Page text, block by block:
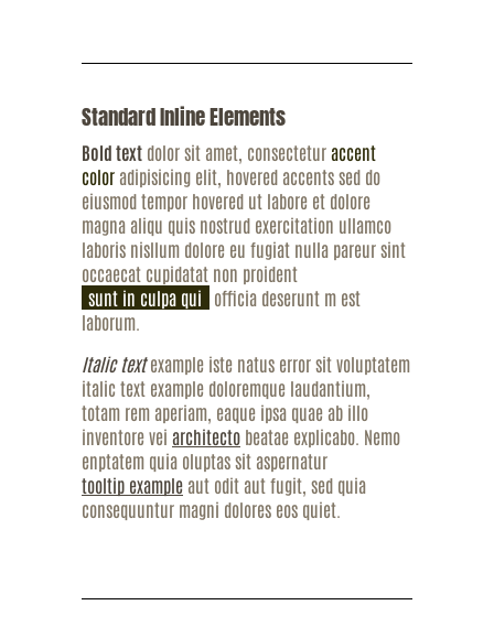
Standard Inline Elements
Bold text dolor sit amet, consectetur accent
color adipisicing elit, hovered accents sed do
eiusmod tempor hovered ut labore et dolore
magna aliqu quis nostrud exercitation ullamco
laboris nisllum dolore eu fugiat nulla pareur sint
occaecat cupidatat non proident
sunt in culpa qui
officia deserunt m est
laborum.
Italic textexample iste natus error sit voluptatem
italic text example doloremque laudantium,
totam rem aperiam, eaque ipsa quae ab illo
inventore vei architecto beatae explicabo. Nemo
enptatem quia oluptas sit aspernatur
tooltip example aut odit aut fugit, sed quia
consequuntur magni dolores eos quiet.